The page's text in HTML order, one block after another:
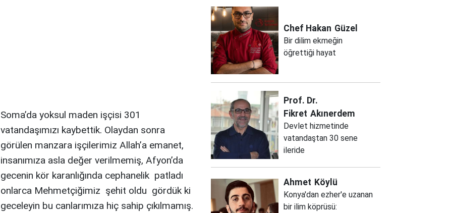
Soma’da yoksul maden işçisi 301
vatandaşımızı kaybettik. Olaydan sonra
görülen manzara işçilerimiz Allah’a emanet,
insanımıza asla değer verilmemiş, Afyon’da
gecenin kör karanlığında cephanelik patladı
onlarca Mehmetçiğimiz şehit oldu gördük ki
geceleyin bu canlarımıza hiç sahip çıkılmamış.
Chef Hakan Güzel
Bir dilim ekmeğin
öğrettiği hayat
Prof. Dr.
Fikret Akınerdem
Devlet hizmetinde
vatandaştan 30 sene
ileride
Ahmet Köylü
Konya'dan ezher'e uzanan
bir ilim köprüsü: